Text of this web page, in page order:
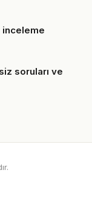
inceleme
soruları ve